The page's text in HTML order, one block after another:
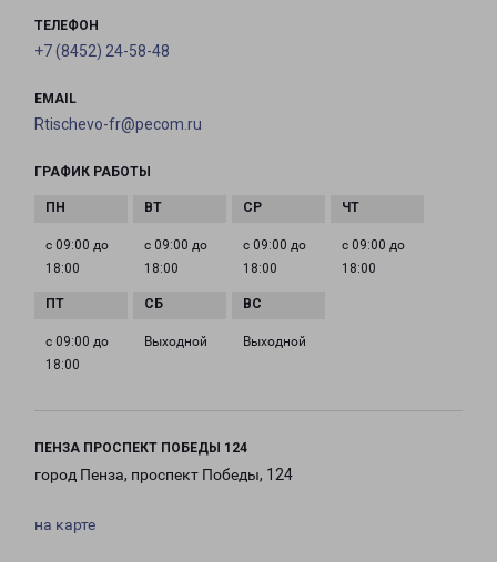
ТЕЛЕФОН
+7 (8452) 24-58-48
EMAIL
Rtischevo-fr@pecom.ru
ГРАФИК РАБОТЫ
с 09:00 до
18:00
с 09:00 до
18:00
с 09:00 до
18:00
с 09:00 до
18:00
с 09:00 до
18:00
Выходной Выходной
ПЕНЗА ПРОСПЕКТ ПОБЕДЫ 124
город Пенза, проспект Победы, 124
на карте